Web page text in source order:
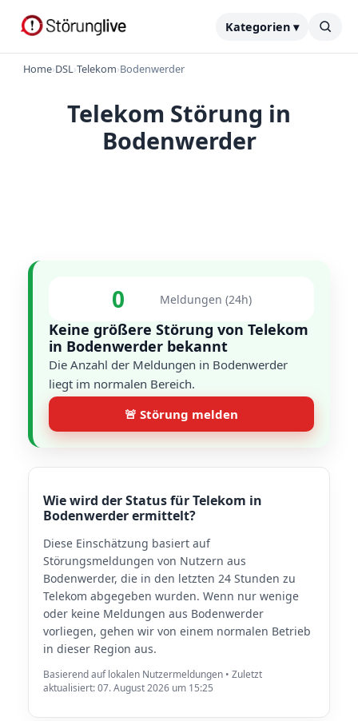
Kategorien ▾
Home›DSL›Telekom›Bodenwerder
Telekom Störung in
Bodenwerder
0 Meldungen (24h)
Keine größere Störung von Telekom
in Bodenwerder bekannt
Die Anzahl der Meldungen in Bodenwerder
liegt im normalen Bereich.
🚨 Störung melden
Wie wird der Status für Telekom in
Bodenwerder ermittelt?
Diese Einschätzung basiert auf
Störungsmeldungen von Nutzern aus
Bodenwerder, die in den letzten 24 Stunden zu
Telekom abgegeben wurden. Wenn nur wenige
oder keine Meldungen aus Bodenwerder
vorliegen, gehen wir von einem normalen Betrieb
in dieser Region aus.
Basierend auf lokalen Nutzermeldungen • Zuletzt
aktualisiert: 07. August 2026 um 15:25